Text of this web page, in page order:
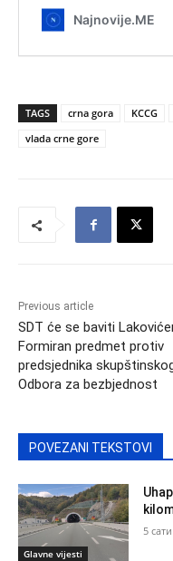
TAGS crna gora KCCG
vlada crne gore
Previous article
SDT će se baviti
Formiran predmet protiv
predsjednika
Odbora za bezbjednost
POVEZANI TEKSTOVI
Glavne vijesti
5